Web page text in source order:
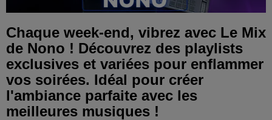
Chaque week-end, vibrez avec Le Mix
de Nono ! Découvrez des playlists
exclusives et variées pour enflammer
vos soirées. Idéal pour créer
l'ambiance parfaite avec les
meilleures musiques !